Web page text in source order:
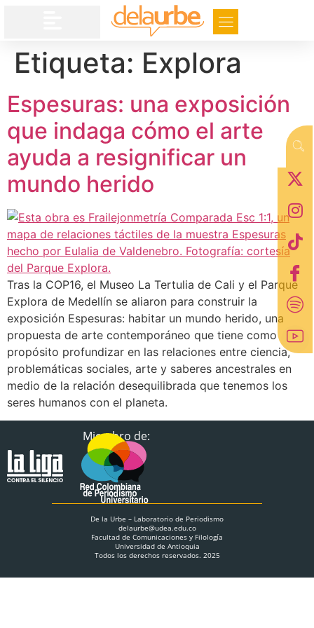
Etiqueta: Explora
Espesuras: una exposición
que indaga cómo el arte
ayuda a resignificar un
mundo herido
Tras la COP16, el Museo La Tertulia de Cali y el Parque
Explora de Medellín se aliaron para construir la
exposición Espesuras: habitar un mundo herido, una
propuesta de arte contemporáneo que tiene como
propósito profundizar en las relaciones entre ciencia,
problemáticas sociales, arte y saberes ancestrales en
medio de la relación desequilibrada que tenemos los
seres humanos con el planeta.
Miembro de:
De la Urbe – Laboratorio de Periodismo
delaurbe@udea.edu.co
Facultad de Comunicaciones y Filología
Universidad de Antioquia
Todos los derechos reservados. 2025